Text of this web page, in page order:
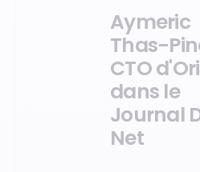
Aymeric
Thas-
CTO
dans le
Journal
Net